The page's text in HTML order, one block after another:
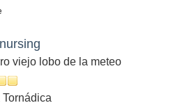
viejo lobo de la meteo